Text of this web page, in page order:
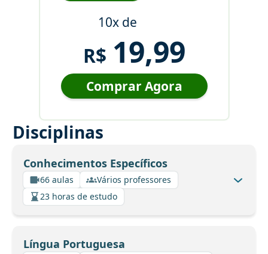
10x de
R$ 19,99
Comprar Agora
Disciplinas
Conhecimentos Específicos
66 aulas
Vários professores
23 horas de estudo
Língua Portuguesa